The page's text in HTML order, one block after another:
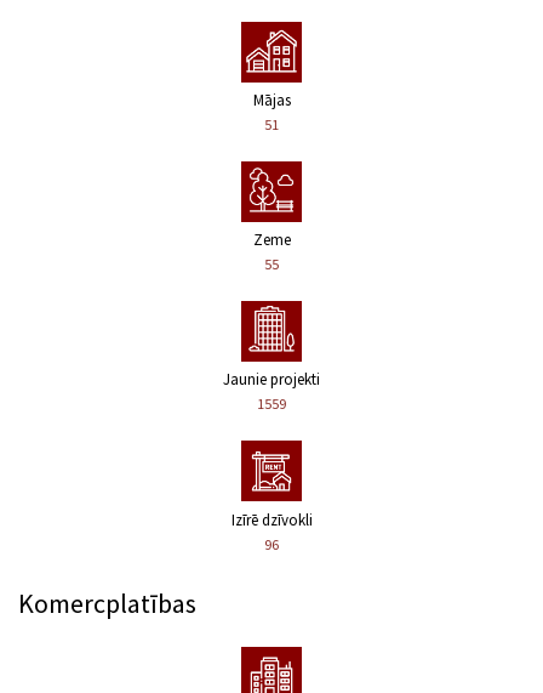
Mājas
51
Zeme
55
Jaunie projekti
1559
Izīrē dzīvokli
96
Komercplatības